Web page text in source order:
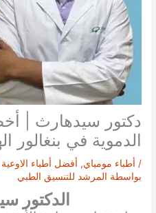
دكتور سيدهارث |
الدموية في بنغالور
/ أطباء مومباي, أفضل أطباء الاوعية
بواسطة المرشد للتنسيق الطبي
الدكتور